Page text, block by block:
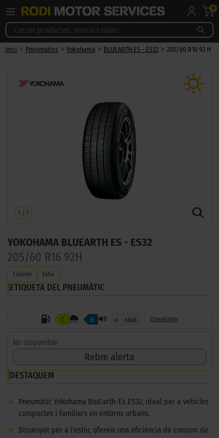
0
Inici > Pneumàtics > Yokohama > BLUEARTH ES - ES32 > 205/60 R16 92 H
1 / 1
YOKOHAMA BLUEARTH ES - ES32
205/60 R16 92H
Turisme Estiu
ETIQUETA DEL PNEUMÀTIC
C B A 68dB Etiquetatge
No disponible
Rebre alerta
DESTAQUEM
➜
Pneumàtic Yokohama BluEarth-Es ES32, ideal per a vehicles
compactes i familiars en entorns urbans.
➜
Dissenyat per a l’estiu, ofereix una eficiència de consum de